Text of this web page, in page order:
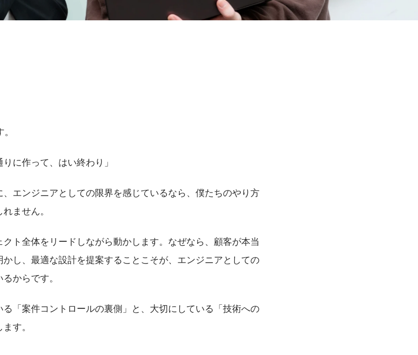
に作って、はい終わり」
エンジニアとしての限界を感じているなら、僕たちのやり方
ません。
ト全体をリードしながら動かします。なぜなら、顧客が本当
し、最適な設計を提案することこそが、エンジニアとしての
からです。
「案件コントロールの裏側」と、大切にしている「技術への
す。